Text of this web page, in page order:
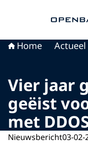
Home Actueel
Vier jaar
geëist
met
Nieuwsbericht03-